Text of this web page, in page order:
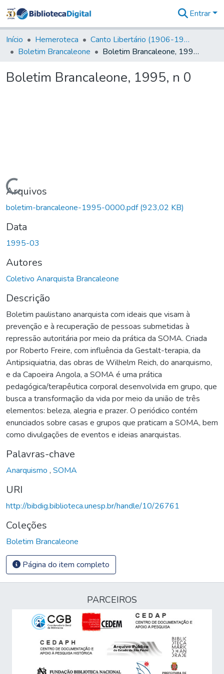
&
Coleções
Tudo na
Digital
Entrar
Início Hemeroteca
Canto Libertário (1906-1995)
Boletim Brancaleone
Boletim Brancaleone, 1995, n 0
Boletim Brancaleone, 1995, n 0
Carregando...
Arquivos
boletim-brancaleone-1995-0000.pdf(923,02 KB)
Data
1995-03
Autores
Coletivo Anarquista Brancaleone
Descrição
Boletim paulistano anarquista com ideais que visam à
prevenção e à recuperação de pessoas submetidas à
repressão autoritária por meio da prática da SOMA. Criada
por Roberto Freire, com influência da Gestalt-terapia, da
Antipsiquiatria, das obras de Wilhelm Reich, do anarquismo,
e da Capoeira Angola, a SOMA é uma prática
pedagógica/terapêutica corporal desenvolvida em grupo, que
busca a transformação da vida por meio da união de três
elementos: beleza, alegria e prazer. O periódico contém
enunciados sobre casas e grupos que praticam a SOMA, bem
como divulgações de eventos e ideias anarquistas.
Palavras-chave
Anarquismo , SOMA
URI
http://bibdig.biblioteca.unesp.br/handle/10/26761
Coleções
Boletim Brancaleone
Página do item completo
PARCEIROS